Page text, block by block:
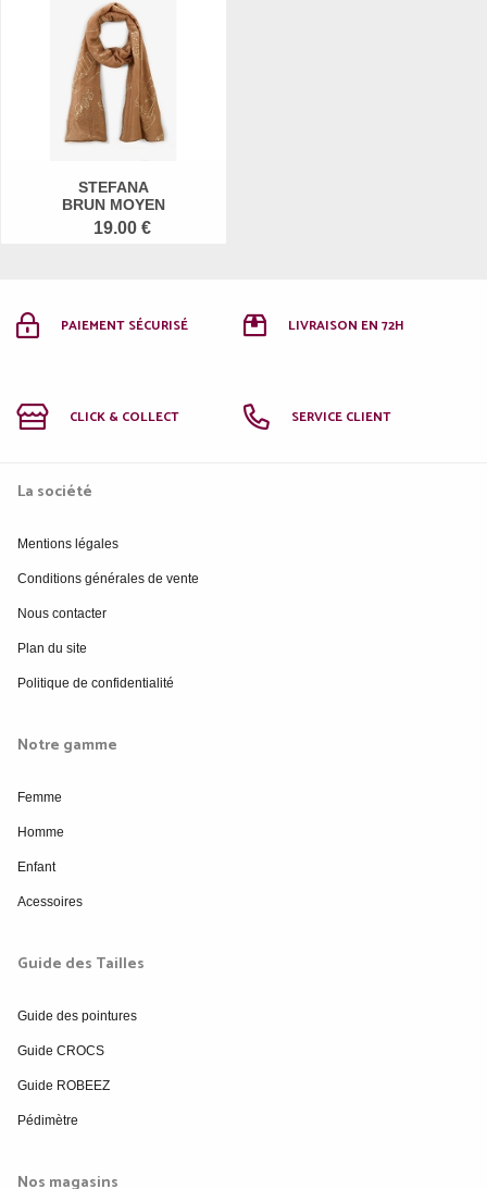
STEFANA
BRUN MOYEN
19.00 €
PAIEMENT SÉCURISÉ LIVRAISON EN 72H
CLICK & COLLECT SERVICE CLIENT
La société
Mentions légales
Conditions générales de vente
Nous contacter
Plan du site
Politique de confidentialité
Notre gamme
Femme
Homme
Enfant
Acessoires
Guide des Tailles
Guide des pointures
Guide CROCS
Guide ROBEEZ
Pédimètre
Nos magasins